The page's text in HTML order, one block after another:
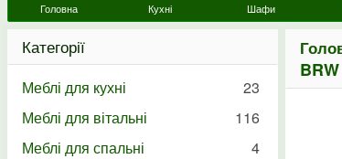
Головна Кухні Шафи
Категорії
Меблі для кухні
23
Меблі для вітальні
116
Меблі для спальні
4